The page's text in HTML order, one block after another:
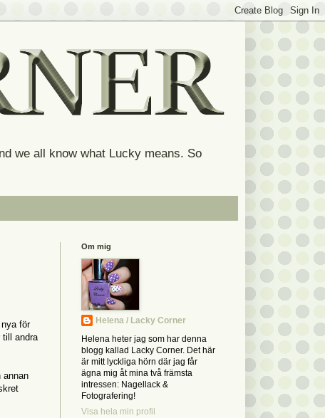
we all know what Lucky means. So
för
andra
annan
Om mig
Helena / Lacky Corner
Helena heter jag som har denna
blogg kallad Lacky Corner. Det här
är mitt lyckliga hörn där jag får
ägna mig åt mina två främsta
intressen: Nagellack &
Fotografering!
Visa hela min profil